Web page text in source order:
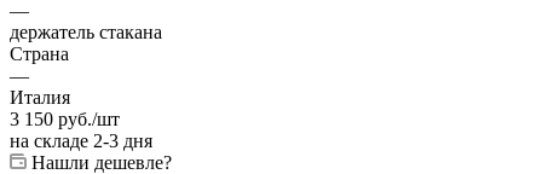
—
держатель стакана
Страна
—
Италия
3 150 руб./шт
на складе 2-3 дня
Нашли дешевле?